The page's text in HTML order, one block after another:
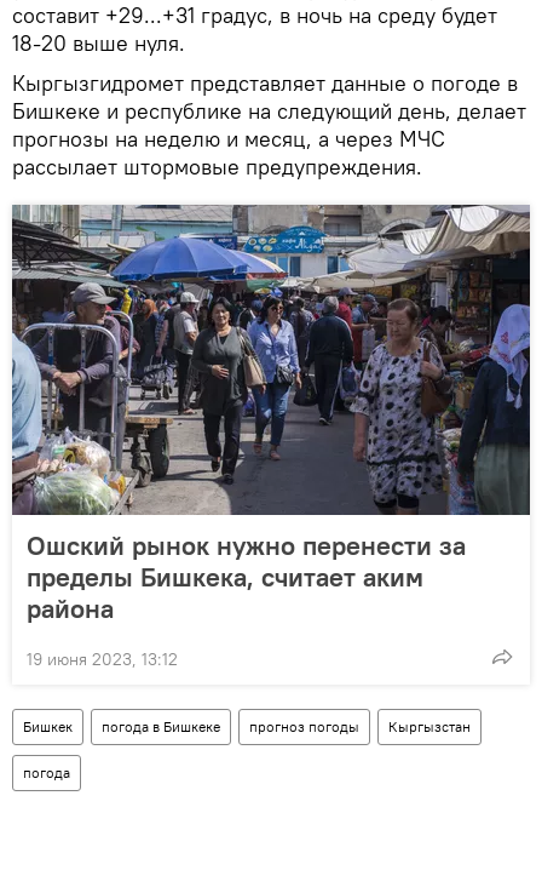
составит +29...+31 градус, в ночь на среду будет
18-20 выше нуля.
Кыргызгидромет представляет данные о погоде в
Бишкеке и республике на следующий день, делает
прогнозы на неделю и месяц, а через МЧС
рассылает штормовые предупреждения.
Ошский рынок нужно перенести за
пределы Бишкека, считает аким
района
19 июня 2023, 13:12
Бишкек погода в Бишкеке прогноз погоды Кыргызстан
погода